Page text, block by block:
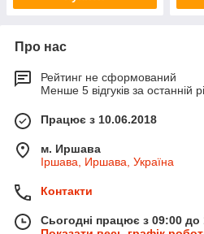
Про нас
Рейтинг не сформований
Менше 5 відгуків за останній
Працює з 10.06.2018
м. Иршава
Іршава, Иршава, Україна
Контакти
Сьогодні працює з 09:00 до